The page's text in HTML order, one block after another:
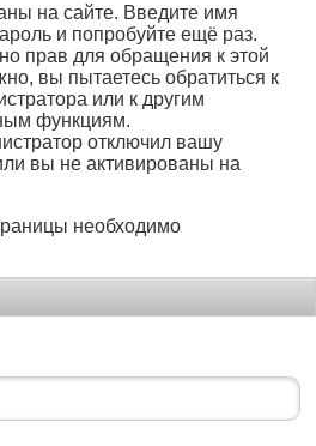
на сайте. Введите имя
и попробуйте ещё раз.
прав для обращения к этой
вы пытаетесь обратиться к
или к другим
функциям.
отключил вашу
вы не активированы на
необходимо